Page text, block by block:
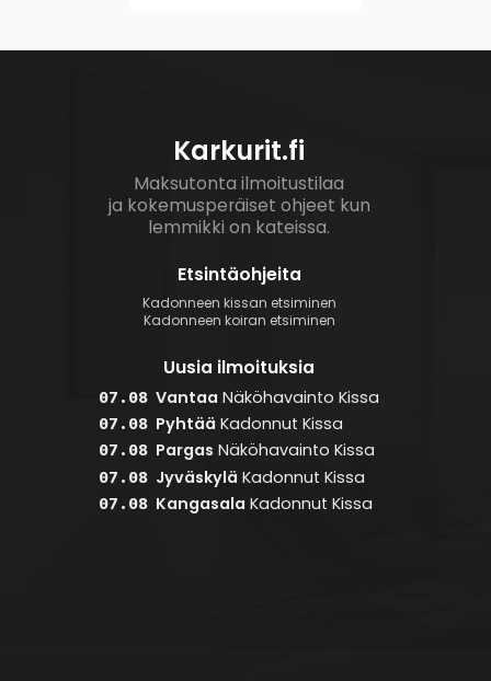
Karkurit.fi
Maksutonta ilmoitustilaa
ja kokemusperäiset ohjeet kun
lemmikki on kateissa.
Etsintäohjeita
Kadonneen kissan etsiminen
Kadonneen koiran etsiminen
Uusia ilmoituksia
07.08 Vantaa Näköhavainto Kissa
07.08 Pyhtää Kadonnut Kissa
07.08 Pargas Näköhavainto Kissa
07.08 Jyväskylä Kadonnut Kissa
07.08 Kangasala Kadonnut Kissa